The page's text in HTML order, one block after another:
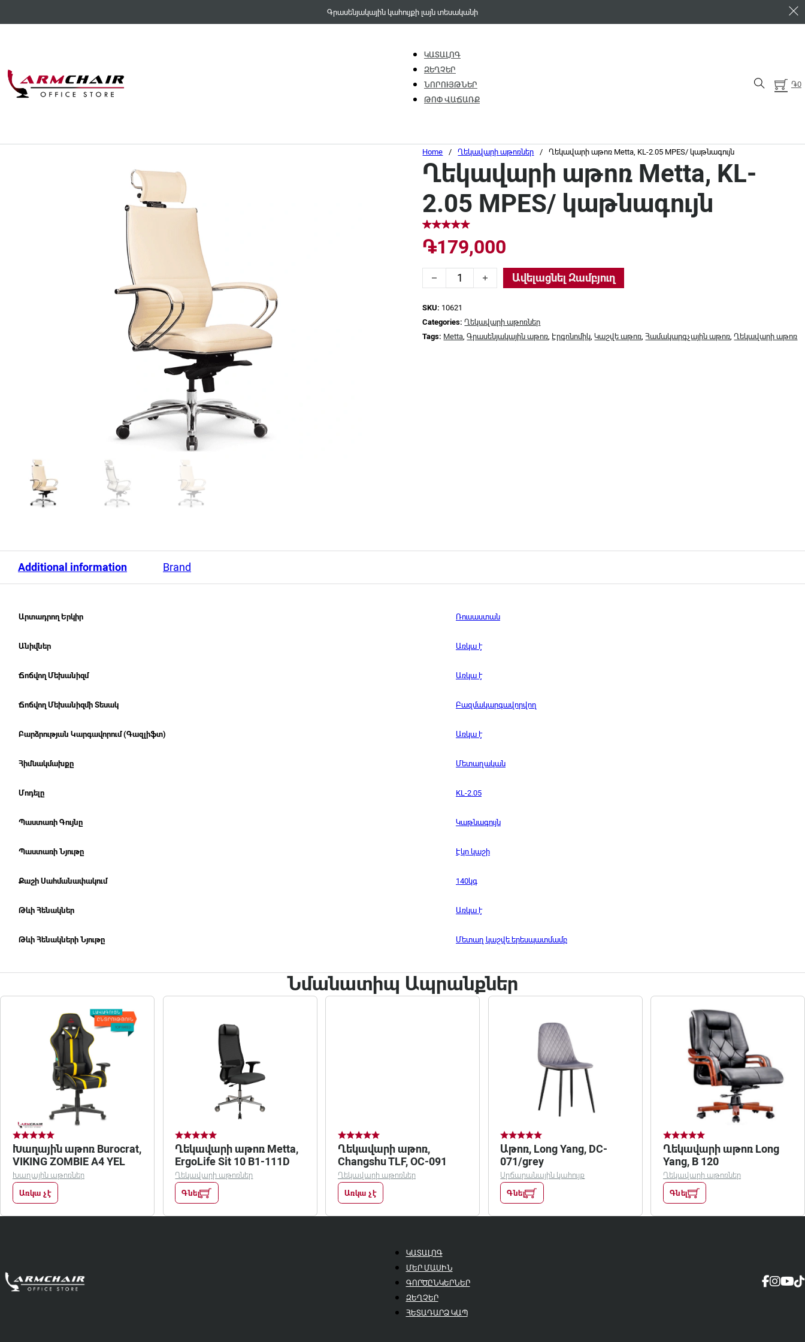
Գրասենյակային կահույքի լայն տեսականի
ԿԱՏԱԼՈԳ
ԶԵՂՉԵՐ
ՆՈՐՈՒՅԹՆԵՐ
ԹՈՓ ՎԱՃԱՌՔ
֏0
Home / Ղեկավարի աթոռներ / Ղեկավարի աթոռ Metta, KL-2.05 MPES/ կաթնագույն
Ղեկավարի աթոռ Metta, KL-
2.05 MPES/ կաթնագույն
֏179,000
Ղեկավարի աթոռ Metta, KL-2.05 MPES/ կաթնագույն quantity
Ավելացնել Զամբյուղ
SKU: 10621
Categories:Ղեկավարի աթոռներ
Tags: Metta ,Գրասենյակային աթոռ Էրգոնոմիկ ,Կաշվե աթոռ ,Համակարգչային աթոռ ,Ղեկավարի աթոռ
Additional information Brand
Արտադրող Երկիր Ռուսաստան
Անիվներ Առկա է
Ճոճվող Մեխանիզմ Առկա է
Ճոճվող Մեխանիզմի Տեսակ Բազմակարգավորվող
Բարձրության Կարգավորում (Գազլիֆտ) Առկա է
Հիմնակմախքը Մետաղական
Մոդելը KL-2.05
Պաստառի Գույնը Կաթնագույն
Պաստառի Նյութը Էկո կաշի
Քաշի Սահմանափակում 140կգ
Թևի Հենակներ Առկա է
Թևի Հենակների Նյութը Մետաղ կաշվե երեսպատմամբ
Նմանատիպ Ապրանքներ
Խաղային աթոռ Burocrat,
VIKING ZOMBIE A4 YEL
Խաղային աթոռներ
Առկա չէ
Ղեկավարի աթոռ Metta,
ErgoLife Sit 10 B1-111D
Ղեկավարի աթոռներ
Գնել
Ղեկավարի աթոռ,
Changshu TLF, OC-091
Ղեկավարի աթոռներ
Առկա չէ
Աթոռ, Long Yang, DC-
071/grey
Սրճարանային կահույք
Գնել
Ղեկավարի աթոռ Long
Yang, B 120
Ղեկավարի աթոռներ
Գնել
ԿԱՏԱԼՈԳ
ՄԵՐ ՄԱՍԻՆ
ԳՈՐԾԸՆԿԵՐՆԵՐ
ԶԵՂՉԵՐ
ՀԵՏԱԴԱՐՁ ԿԱՊ